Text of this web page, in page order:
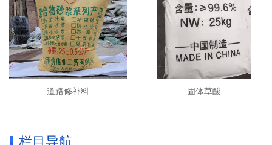
道路修补料 固体草酸
栏目导航